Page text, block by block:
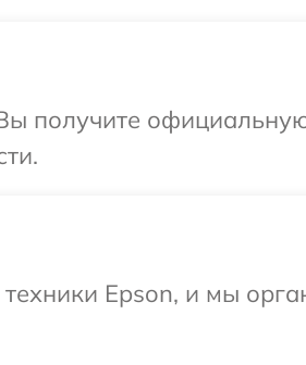
получите
Epson, и мы